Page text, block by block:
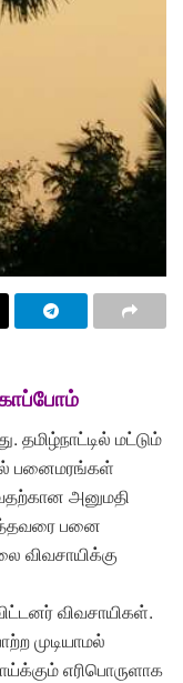
தமிழ்நாட்டில் மட்டும்
பனைமரங்கள்
அனுமதி
பனை
விவசாயிக்கு
விவசாயிகள்.
முடியாமல்
எரிபொருளாக